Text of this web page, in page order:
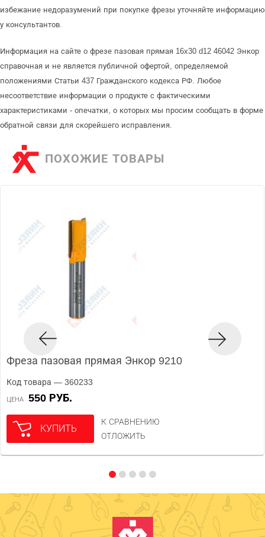
избежание недоразумений при покупке фрезы уточняйте информацию
у консультантов.
Информация на сайте о фрезе пазовая прямая 16x30 d12 46042 Энкор
справочная и не является публичной офертой, определяемой
положениями Статьи 437 Гражданского кодекса РФ. Любое
несоответствие информации о продукте с фактическими
характеристиками - опечатки, о которых мы просим сообщать в форме
обратной связи для скорейшего исправления.
ПОХОЖИЕ ТОВАРЫ
Фреза пазовая прямая Энкор 9210
Код товара — 360233
ЦЕНА 550 РУБ.
КУПИТЬ
К СРАВНЕНИЮ
ОТЛОЖИТЬ